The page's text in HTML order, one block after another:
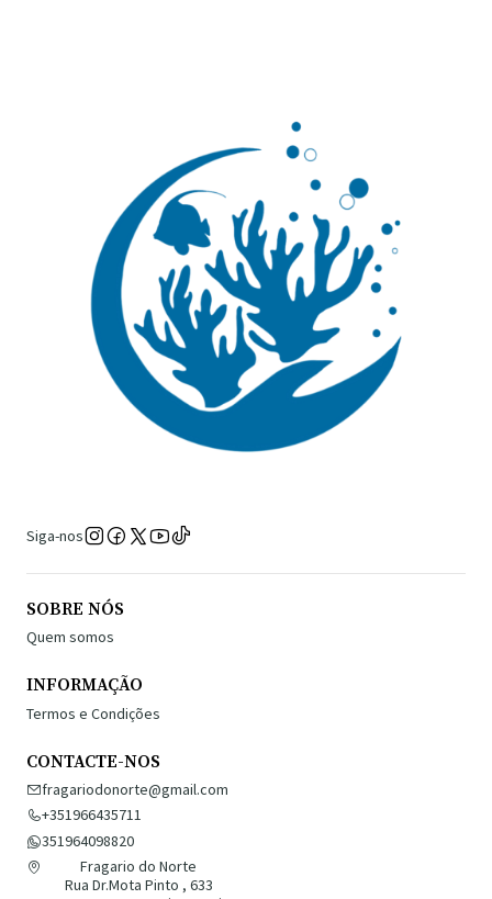
Siga-nos
SOBRE NÓS
Quem somos
INFORMAÇÃO
Termos e Condições
CONTACTE-NOS
fragariodonorte@gmail.com
+351966435711
351964098820
Fragario do Norte
Rua Dr.Mota Pinto , 633